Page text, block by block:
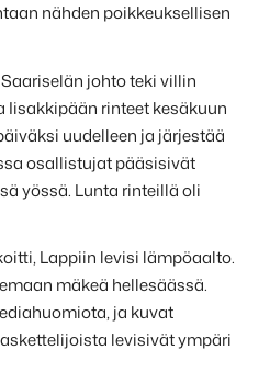
nähden poikkeuksellisen
johto teki villin
Iisakkipään rinteet kesäkuun
uudelleen ja järjestää
osallistujat pääsisivät
yössä. Lunta rinteillä oli
Lappiin levisi lämpöaalto.
mäkeä hellesäässä.
ja kuvat
levisivät ympäri